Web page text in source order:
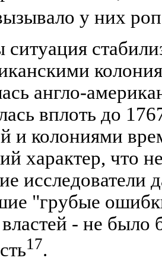
у них
ситуация
англо-
вплоть до
и колониями
характер, что
исследователи
"грубые
- не было
17.